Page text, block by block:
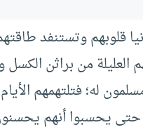
قلوبهم وتستنفد
من براثن
له؛ فتلتهمهم
حتى يحسبوا أنهم